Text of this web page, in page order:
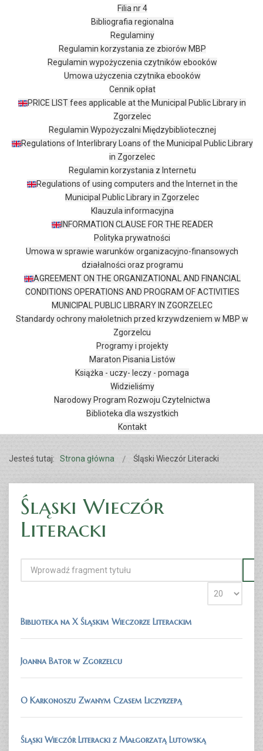
Filia nr 4
Bibliografia regionalna
Regulaminy
Regulamin korzystania ze zbiorów MBP
Regulamin wypożyczenia czytników ebooków
Umowa użyczenia czytnika ebooków
Cennik opłat
PRICE LIST fees applicable at the Municipal Public Library in
Zgorzelec
Regulamin Wypożyczalni Międzybibliotecznej
Regulations of Interlibrary Loans of the Municipal Public Library
in Zgorzelec
Regulamin korzystania z Internetu
Regulations of using computers and the Internet in the
Municipal Public Library in Zgorzelec
Klauzula informacyjna
INFORMATION CLAUSE FOR THE READER
Polityka prywatności
Umowa w sprawie warunków organizacyjno-finansowych
działalności oraz programu
AGREEMENT ON THE ORGANIZATIONAL AND FINANCIAL
CONDITIONS OPERATIONS AND PROGRAM OF ACTIVITIES
MUNICIPAL PUBLIC LIBRARY IN ZGORZELEC
Standardy ochrony małoletnich przed krzywdzeniem w MBP w
Zgorzelcu
Programy i projekty
Maraton Pisania Listów
Książka - uczy- leczy - pomaga
Widzieliśmy
Narodowy Program Rozwoju Czytelnictwa
Biblioteka dla wszystkich
Kontakt
Jesteś tutaj: Strona główna Śląski Wieczór Literacki
Śląski Wieczór
Literacki
Biblioteka na X Śląskim Wieczorze Literackim
Joanna Bator w Zgorzelcu
O Karkonoszu Zwanym Czasem Liczyrzepą
Śląski Wieczór Literacki z Małgorzatą Lutowską